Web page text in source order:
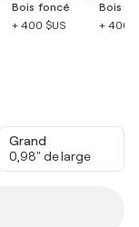
Bois foncé
+ 400 $US
Bois
+ 400
Grand
0,98" de large